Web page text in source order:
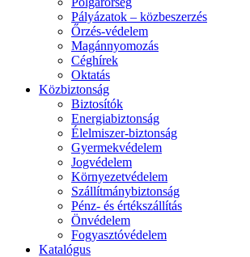
Pályázatok – közbeszerzés
Őrzés-védelem
Magánnyomozás
Céghírek
Oktatás
Közbiztonság
Biztosítók
Energiabiztonság
Élelmiszer-biztonság
Gyermekvédelem
Jogvédelem
Környezetvédelem
Szállítmánybiztonság
Pénz- és értékszállítás
Önvédelem
Fogyasztóvédelem
Katalógus